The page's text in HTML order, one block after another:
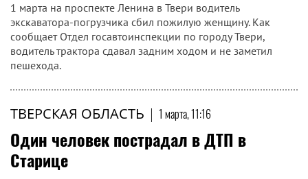
1 марта на проспекте Ленина в Твери водитель
экскаватора-погрузчика сбил пожилую женщину. Как
сообщает Отдел госавтоинспекции по городу Твери,
водитель трактора сдавал задним ходом и не заметил
пешехода.
ТВЕРСКАЯ ОБЛАСТЬ | 1 марта, 11:16
Один человек пострадал в ДТП в
Старице